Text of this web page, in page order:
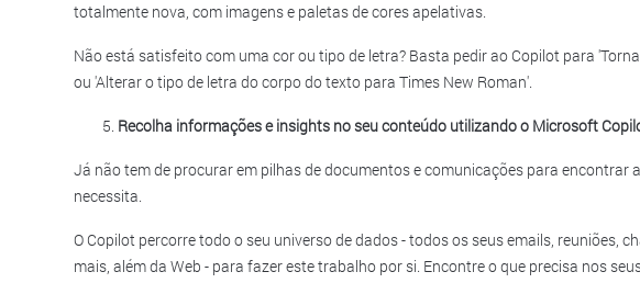
totalmente nova, com imagens e paletas de cores apelativas.
Não está satisfeito com uma cor ou tipo de letra? Basta pedir ao Copilot para
ou 'Alterar o tipo de letra do corpo do texto para Times New Roman'.
Recolha informações e insights no seu conteúdo utilizando o Microsoft
Já não tem de procurar em pilhas de documentos e comunicações para encontrar
necessita.
O Copilot percorre todo o seu universo de dados - todos os seus emails, reuniões,
mais, além da Web - para fazer este trabalho por si. Encontre o que precisa nos